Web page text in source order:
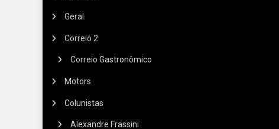
Geral
Correio 2
Correio Gastronômico
Motors
Colunistas
Alexandre Frassini